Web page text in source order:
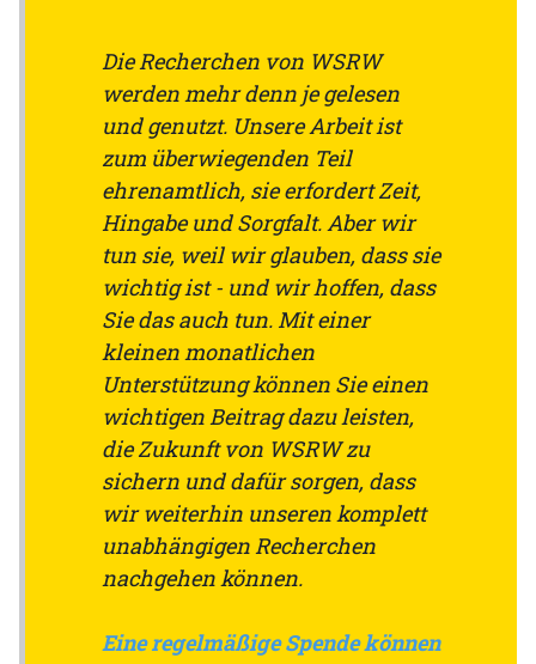
Die Recherchen von WSRW
werden mehr denn je gelesen
und genutzt. Unsere Arbeit ist
zum überwiegenden Teil
ehrenamtlich, sie erfordert Zeit,
Hingabe und Sorgfalt. Aber wir
tun sie, weil wir glauben, dass sie
wichtig ist - und wir hoffen, dass
Sie das auch tun. Mit einer
kleinen monatlichen
Unterstützung können Sie einen
wichtigen Beitrag dazu leisten,
die Zukunft von WSRW zu
sichern und dafür sorgen, dass
wir weiterhin unseren komplett
unabhängigen Recherchen
nachgehen können.
Eine regelmäßige Spende können